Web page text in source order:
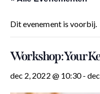
Dit evenement is voorbij.
Workshop: Your
dec 2, 2022 @ 10:30-